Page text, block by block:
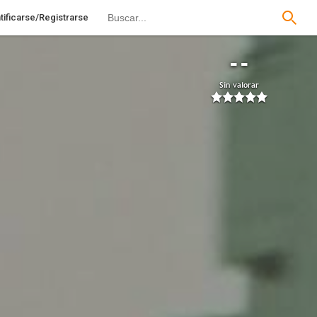
Registrarse
--
Sin valorar